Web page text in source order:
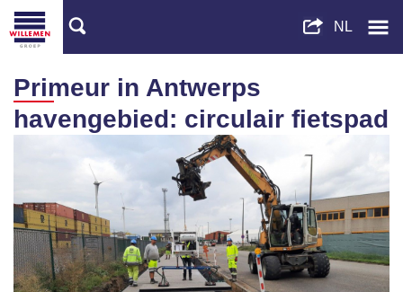
Primeur in Antwerps
havengebied: circulair fietspad